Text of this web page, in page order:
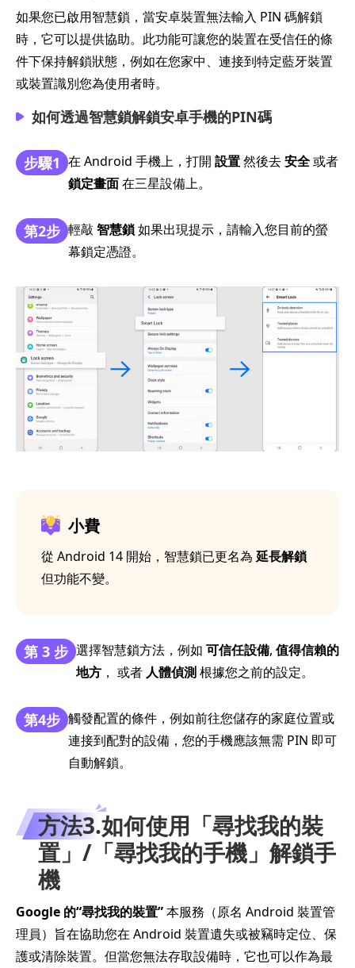
如果您已啟用智慧鎖，當安卓裝置無法輸入 PIN 碼解鎖
時，它可以提供協助。此功能可讓您的裝置在受信任的條
件下保持解鎖狀態，例如在您家中、連接到特定藍牙裝置
或裝置識別您為使用者時。
如何透過智慧鎖解鎖安卓手機的PIN碼
步驟1 在 Android 手機上，打開 設置然後去安全或者
鎖定畫面在三星設備上。
第2步 輕敲 智慧鎖如果出現提示，請輸入您目前的螢
幕鎖定憑證。
小費
從 Android 14 開始，智慧鎖已更名為 延長解鎖
但功能不變。
第 3 步 選擇智慧鎖方法，例如 可信任設備, 值得信賴的
地方 ， 或者 人體偵測根據您之前的設定。
第4步 觸發配置的條件，例如前往您儲存的家庭位置或
連接到配對的設備，您的手機應該無需 PIN 即可
自動解鎖。
方法3.如何使用「尋找我的裝
置」/「尋找我的手機」解鎖手
機
Google 的“尋找我的裝置”本服務（原名 Android 裝置管
理員）旨在協助您在 Android 裝置遺失或被竊時定位、保
護或清除裝置。但當您無法存取設備時，它也可以作為最